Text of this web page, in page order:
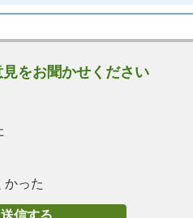
をお聞かせください
かった